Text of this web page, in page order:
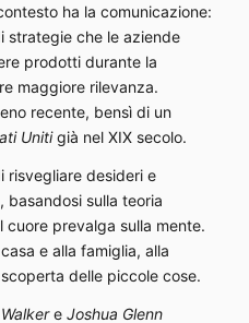
ha la comunicazione:
strategie che le aziende
prodotti durante la
maggiore rilevanza.
recente, bensì di un
Unitigià nel XIX secolo.
risvegliare desideri e
, basandosi sulla teoria
prevalga sulla mente.
e alla famiglia, alla
delle piccole cose.
e Joshua Glenn